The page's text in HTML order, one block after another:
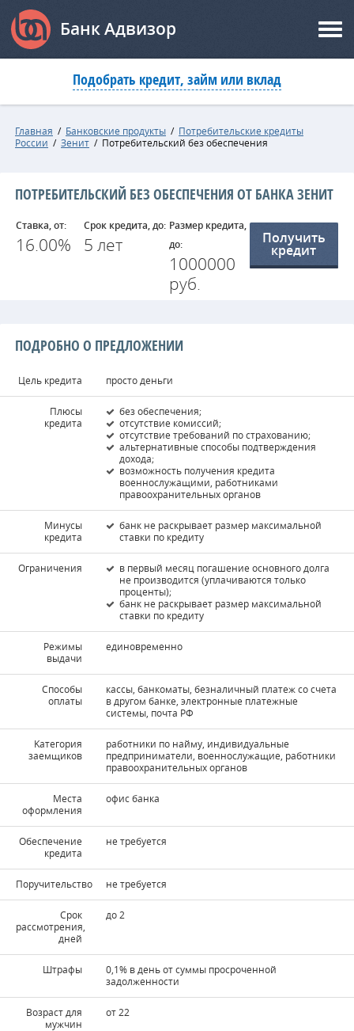
Банк Адвизор
Подобрать кредит, займ или вклад
Главная / Банковские продукты / Потребительские кредиты
России / Зенит / Потребительский без обеспечения
ПОТРЕБИТЕЛЬСКИЙ БЕЗ ОБЕСПЕЧЕНИЯ ОТ БАНКА ЗЕНИТ
Ставка, от:
16.00%
Срок кредита, до:
5 лет
Размер кредита,
до:
1000000
руб.
Получить
кредит
ПОДРОБНО О ПРЕДЛОЖЕНИИ
Цель кредита просто деньги
Плюсы
кредита
без обеспечения;
отсутствие комиссий;
отсутствие требований по страхованию;
альтернативные способы подтверждения
дохода;
возможность получения кредита
военнослужащими, работниками
правоохранительных органов
Минусы
кредита
банк не раскрывает размер максимальной
ставки по кредиту
Ограничения
в первый месяц погашение основного долга
не производится (уплачиваются только
проценты);
банк не раскрывает размер максимальной
ставки по кредиту
Режимы
выдачи
единовременно
Способы
оплаты
кассы, банкоматы, безналичный платеж со счета
в другом банке, электронные платежные
системы, почта РФ
Kатегория
заемщиков
работники по найму, индивидуальные
предприниматели, военнослужащие, работники
правоохранительных органов
Места
оформления
офис банка
Обеспечение
кредита
не требуется
Поручительство не требуется
Срок
рассмотрения,
дней
до 2
Штрафы
0,1% в день от суммы просроченной
задолженности
Возраст для
мужчин
от 22